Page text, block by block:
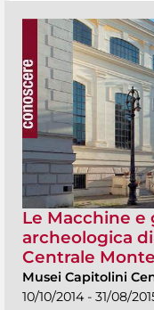
Le Macchine e
archeologica
Centrale
Musei Capitolini
10/10/2014 - 31/08/